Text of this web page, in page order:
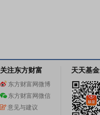
关注东方财富
东方财富网微博
东方财富网微信
意见与建议
天天基金